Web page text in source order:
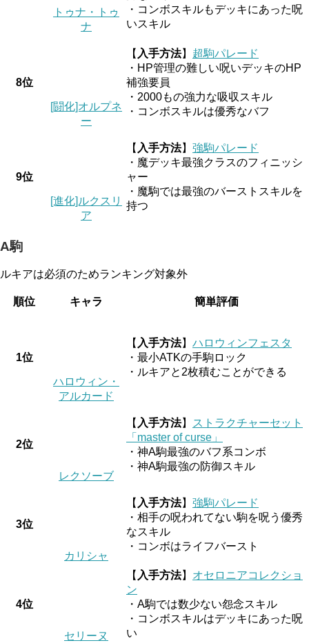
トゥナ・トゥ
ナ
・コンボスキルもデッキにあった呪
いスキル
8位
[闘化]オルプネ
ー
【 入手方法】 超駒パレード
・HP管理の難しい呪いデッキのHP
補強要員
・2000もの強力な吸収スキル
・コンボスキルは優秀なバフ
9位
[進化]ルクスリ
ア
【 入手方法】 強駒パレード
・魔デッキ最強クラスのフィニッシ
ャー
・魔駒では最強のバーストスキルを
持つ
A駒
ルキアは必須のためランキング対象外
順位 キャラ 簡単評価
1位
ハロウィン・
アルカード
【 入手方法】 ハロウィンフェスタ
・最小ATKの手駒ロック
・ルキアと2枚積むことができる
2位
レクソーブ
【 入手方法】
ストラクチャーセット
「master of curse」
・神A駒最強のバフ系コンボ
・神A駒最強の防御スキル
3位
カリシャ
【 入手方法】 強駒パレード
・相手の呪われてない駒を呪う優秀
なスキル
・コンボはライフバースト
4位
セリーヌ
【 入手方法】 オセロニアコレクショ
ン
・A駒では数少ない怨念スキル
・コンボスキルはデッキにあった呪
い